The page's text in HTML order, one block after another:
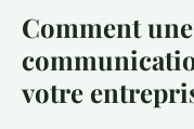
Comment
votre